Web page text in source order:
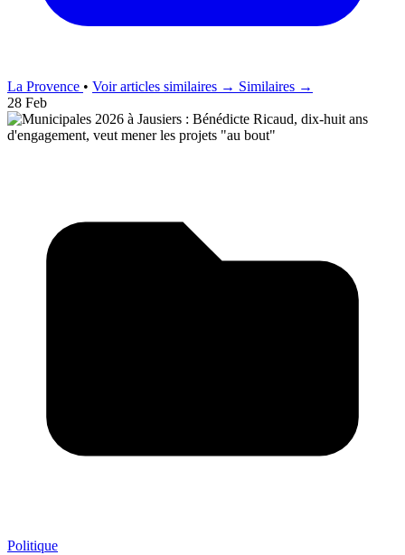
La Provence • Voir articles similaires → Similaires →
28 Feb
Politique